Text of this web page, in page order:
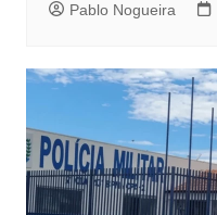
Pablo Nogueira